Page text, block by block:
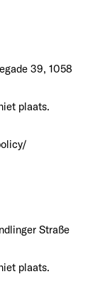
39, 1058
plaats.
Straße
plaats.